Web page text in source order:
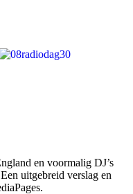
en voormalig DJ’s
uitgebreid verslag en